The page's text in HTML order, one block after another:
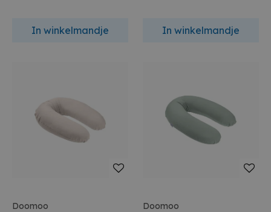
In winkelmandje In winkelmandje
Doomoo Doomoo